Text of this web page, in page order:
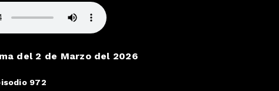
del 2 de Marzo del 2026
972